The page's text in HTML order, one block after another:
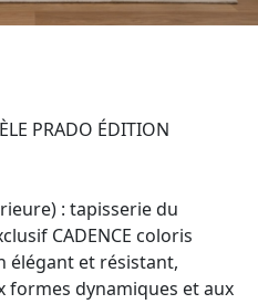
PRADO ÉDITION
: tapisserie du
CADENCE coloris
élégant et résistant,
formes dynamiques et aux